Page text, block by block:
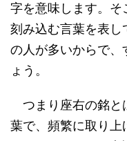
字を意味します。そ
刻み込む言葉を表し
の人が多いからで、
ょう。
つまり座右の銘と
葉で、頻繁に取り上